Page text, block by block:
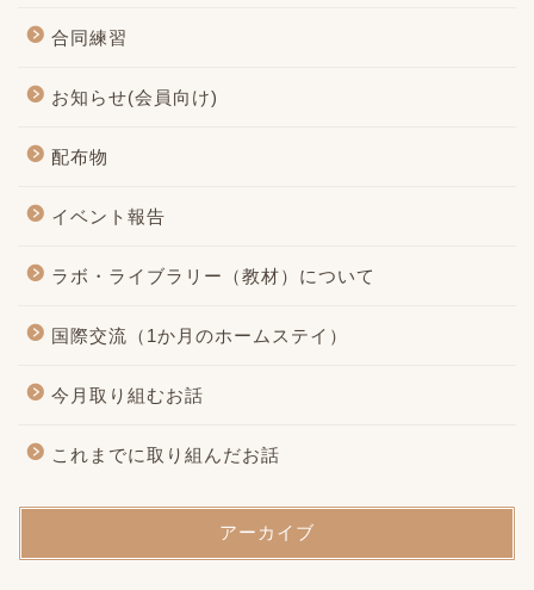
合同練習
お知らせ(会員向け)
配布物
イベント報告
ラボ・ライブラリー（教材）について
国際交流（1か月のホームステイ）
今月取り組むお話
これまでに取り組んだお話
アーカイブ